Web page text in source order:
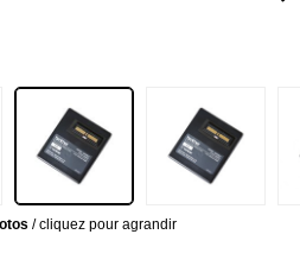
/ cliquez pour agrandir